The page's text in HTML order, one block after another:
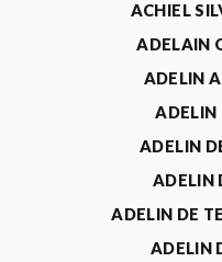
ACHIEL
ADELAIN
ADELIN
ADELIN
ADELIN
ADELIN
ADELIN DE
ADELIN